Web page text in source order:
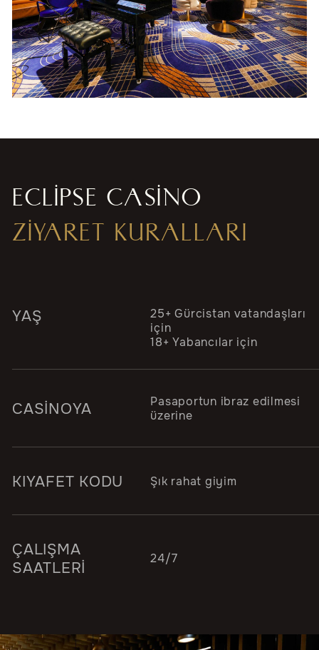
ECLIPSE CASINO
ZİYARET KURALLARI
YAŞ
25+ Gürcistan vatandaşları
için
18+ Yabancılar için
CASİNOYA
Pasaportun ibraz edilmesi
üzerine
KIYAFET KODU Şık rahat giyim
ÇALIŞMA
SAATLERİ
24/7